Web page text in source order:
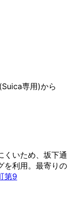
専用)から
くいため、坂下通
を利用。最寄りの
第9